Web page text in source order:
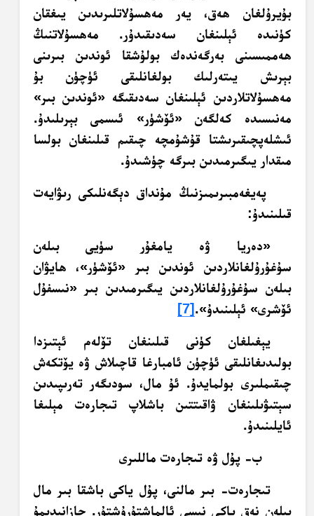
بۇيرۇلغان ھەق، يەر مەھسۇلاتلىرىدىن يىغقان
كۈنىدە ئېلىنغان سەدىقىدۇر. مەھسۇلاتنىڭ
ھەممىسىنى بەرگەندەك بولۇشقا ئوندىن بىرىنى
بېرىش يىتەرلىك بولغانلىقى ئۈچۈن بۇ
مەھسۇلاتلاردىن ئېلىنغان سەدىقىگە «ئوندىن بىر»
مەنىسىدە كەلگەن «ئۆشۈر» ئىسمى بېرىلىدۇ.
ئىشلەپچىقىرىشتا قۇشۇمچە چىقىم قىلىنغان بولسا
مىقدار يىگىرمىدىن بىرگە چۈشىدۇ.
پەيغەمبىرىمىزنىڭ مۇنداق دېگەنلىكى رىۋايەت
قىلىنىدۇ:
«دەريا ۋە يامغۇر سۈيى بىلەن
سۇغۇرۇلغانلاردىن ئوندىن بىر «ئۆشۈر»، ھايۋان
بىلەن سۇغۇرۇلغانلاردىن يىگىرمىدىن بىر «نىسفۇل
ئۆشرى» ئېلىنىدۇ». [7]
يېغىلغان كۈنى قىلىنغان تۆلەم ئېتىزدا
بولىدىغانلىقى ئۈچۈن ئامبارغا قاچىلاش ۋە يۆتكەش
چىقىملىرى بولمايدۇ. ئۇ مال، سودىگەر تەرىپىدىن
سېتىۋىلىنغان ۋاقىتتىن باشلاپ تىجارەت مېلىغا
ئايلىنىدۇ.
ب- پۇل ۋە تىجارەت ماللىرى
تىجارەت- بىر مالنى، پۇل ياكى باشقا بىر مال
بىلەن نەق ياكى نېسى ئالماشتۇرۇشتۇر. جازانىدىمۇ